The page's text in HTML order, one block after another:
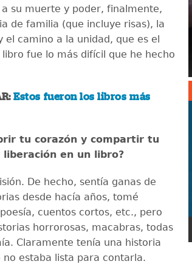
su muerte y poder, finalmente,
de familia (que incluye risas), la
el camino a la unidad, que es el
fue lo más difícil que he hecho
Estos fueron los libros más
tu corazón y compartir tu
en un libro?
De hecho, sentía ganas de
desde hacía años, tomé
cuentos cortos, etc., pero
horrorosas, macabras, todas
Claramente tenía una historia
estaba lista para contarla.